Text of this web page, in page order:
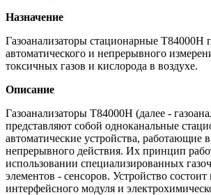
Назначение
Газоанализаторы стационарные Т84000Н
автоматического и непрерывного
токсичных газов и кислорода в воздухе.
Описание
Газоанализаторы Т84000Н (далее -
представляют собой одноканальные
автоматические устройства, работающие
непрерывного действия. Их принцип
использовании специализированных
элементов - сенсоров. Устройство состоит
интерфейсного модуля и